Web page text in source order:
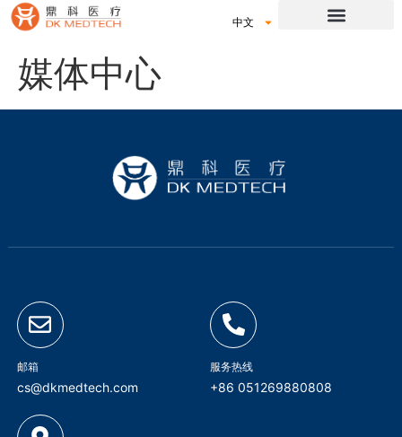
中文
媒体中心
邮箱
cs@dkmedtech.com
服务热线
+86 051269880808